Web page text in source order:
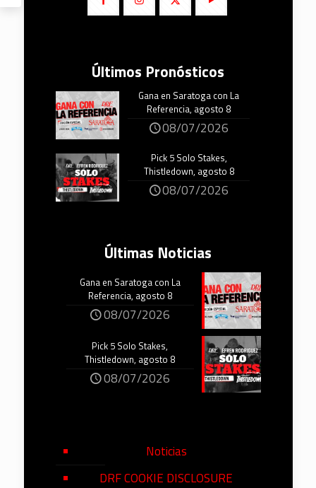
Últimos Pronósticos
Gana en Saratoga con La
Referencia, agosto 8
08/07/2026
Pick 5 Solo Stakes,
Thistledown, agosto 8
08/07/2026
Últimas Noticias
Gana en Saratoga con La
Referencia, agosto 8
08/07/2026
Pick 5 Solo Stakes,
Thistledown, agosto 8
08/07/2026
Noticias
DRF COOKIE DISCLOSURE